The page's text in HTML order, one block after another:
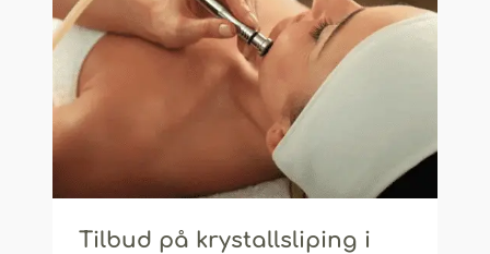
Tilbud på krystallsliping i